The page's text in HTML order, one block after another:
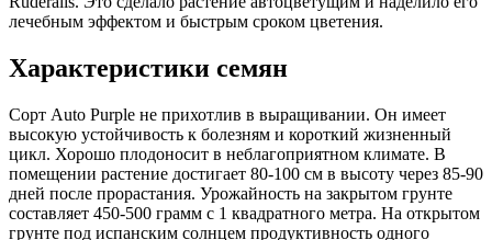
лечебным эффектом и быстрым сроком цветения.
Характеристики семян
Сорт Auto Purple не прихотлив в выращивании. Он имеет
высокую устойчивость к болезням и короткий жизненный
цикл. Хорошо плодоносит в неблагоприятном климате. В
помещении растение достигает 80-100 см в высоту через 85-90
дней после прорастания. Урожайность на закрытом грунте
составляет 450-500 грамм с 1 квадратного метра. На открытом
грунте под испанским солнцем продуктивность одного